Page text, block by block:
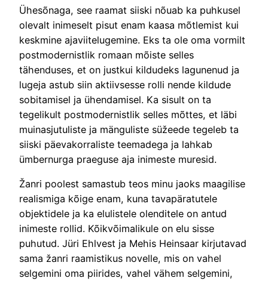
Ühesõnaga, see raamat siiski nõuab ka puhkusel
olevalt inimeselt pisut enam kaasa mõtlemist kui
keskmine ajaviitelugemine. Eks ta ole oma vormilt
postmodernistlik romaan mõiste selles
tähenduses, et on justkui kildudeks lagunenud ja
lugeja astub siin aktiivsesse rolli nende kildude
sobitamisel ja ühendamisel. Ka sisult on ta
tegelikult postmodernistlik selles mõttes, et läbi
muinasjutuliste ja mänguliste süžeede tegeleb ta
siiski päevakorraliste teemadega ja lahkab
ümbernurga praeguse aja inimeste muresid.
Žanri poolest samastub teos minu jaoks maagilise
realismiga kõige enam, kuna tavapäratutele
objektidele ja ka elulistele olenditele on antud
inimeste rollid. Kõikvõimalikule on elu sisse
puhutud. Jüri Ehlvest ja Mehis Heinsaar kirjutavad
sama žanri raamistikus novelle, mis on vahel
selgemini oma piirides, vahel vähem selgemini,